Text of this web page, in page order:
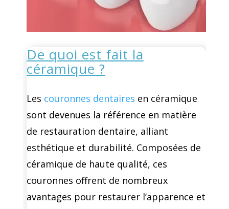
De quoi est fait la
céramique ?
Les couronnes dentaires en céramique
sont devenues la référence en matière
de restauration dentaire, alliant
esthétique et durabilité. Composées de
céramique de haute qualité, ces
couronnes offrent de nombreux
avantages pour restaurer l’apparence et